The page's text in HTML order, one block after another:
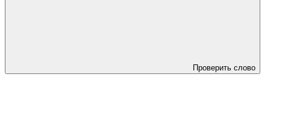
Проверить слово